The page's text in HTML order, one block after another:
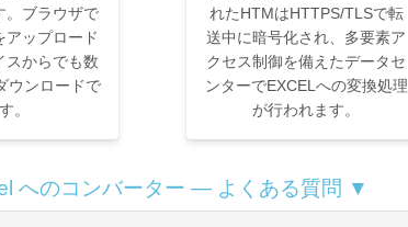
。ブラウザで
アップロード
スからでも数
ウンロードで
。
れたHTMはHTTPS/TLSで転
送中に暗号化され、多要素ア
クセス制御を備えたデータセ
ンターでEXCELへの変換処理
が行われます。
へのコンバーター — よくある質問 ▼